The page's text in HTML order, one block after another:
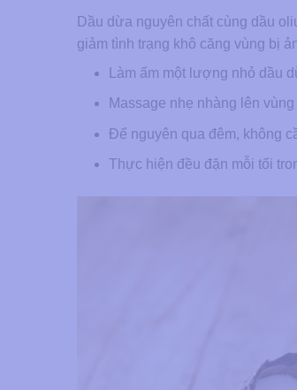
Dầu dừa nguyên chất cùng dầu
giảm tình trạng khô căng vùng bị
Làm ấm một lượng nhỏ dầu
Massage nhẹ nhàng lên
Để nguyên qua đêm, không
Thực hiện đều đặn mỗi tối